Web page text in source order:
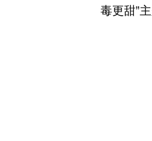
毒更甜”